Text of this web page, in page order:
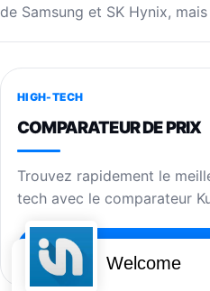
de Samsung et SK Hynix,
HIGH-TECH
COMPARATEUR DE PRIX
Trouvez rapidement le
tech avec le comparateur
Welcome